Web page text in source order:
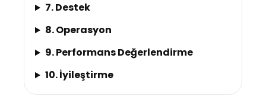
7. Destek
8. Operasyon
9. Performans Değerlendirme
10. İyileştirme